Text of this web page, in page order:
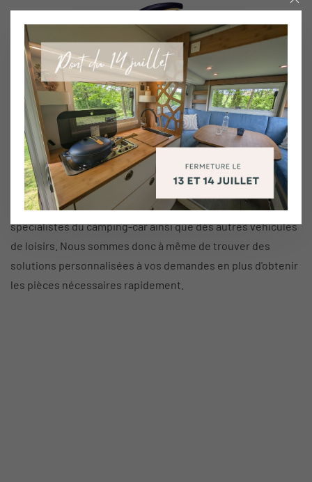
Menu
Contactez-nous
Appelez-nous au04 77 66 45 15ou contactez-nous par notre
formulaire ci-dessous pour toute demande
d'aménagement,d'entretien et de réparation.
Contrairement aux garages généralistes, nous sommes des
spécialistes du camping-car ainsi que des autres véhicules
de loisirs. Nous sommes donc à même de trouver des
solutions personnalisées à vos demandes en plus d'obtenir
les pièces nécessaires rapidement.